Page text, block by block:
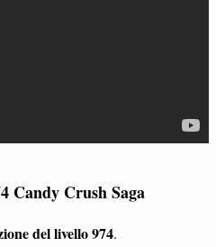
Candy Crush Saga
del livello 974.